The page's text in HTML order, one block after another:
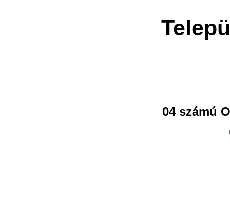
04 számú